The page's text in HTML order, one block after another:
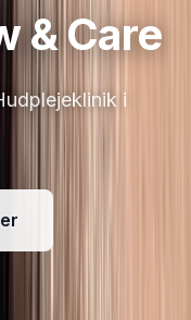
& Care
i